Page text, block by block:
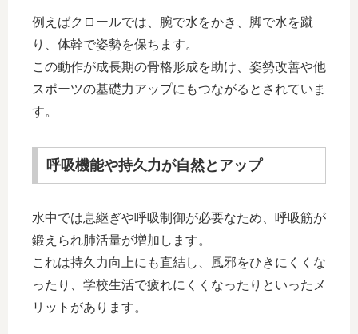
例えばクロールでは、腕で水をかき、脚で水を蹴
り、体幹で姿勢を保ちます。
この動作が成長期の骨格形成を助け、姿勢改善や他
スポーツの基礎力アップにもつながるとされていま
す。
呼吸機能や持久力が自然とアップ
水中では息継ぎや呼吸制御が必要なため、呼吸筋が
鍛えられ肺活量が増加します。
これは持久力向上にも直結し、風邪をひきにくくな
ったり、学校生活で疲れにくくなったりといったメ
リットがあります。